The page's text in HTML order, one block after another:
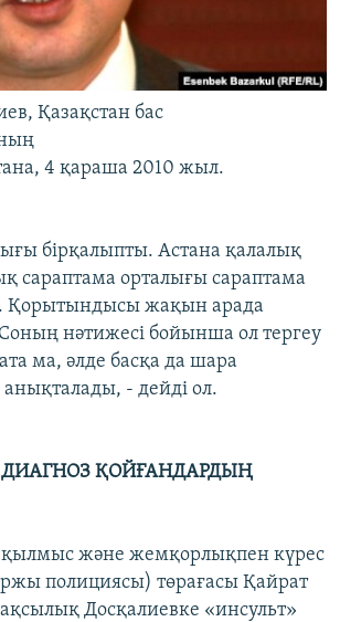
Қазақстан бас
4 қараша 2010 жыл.
бірқалыпты. Астана қалалық
сараптама орталығы сараптама
Қорытындысы жақын арада
нәтижесі бойынша ол тергеу
ма, әлде басқа да шара
- дейді ол.
ҚОЙҒАНДАРДЫҢ
және жемқорлықпен күрес
полициясы) төрағасы Қайрат
Досқалиевке «инсульт»